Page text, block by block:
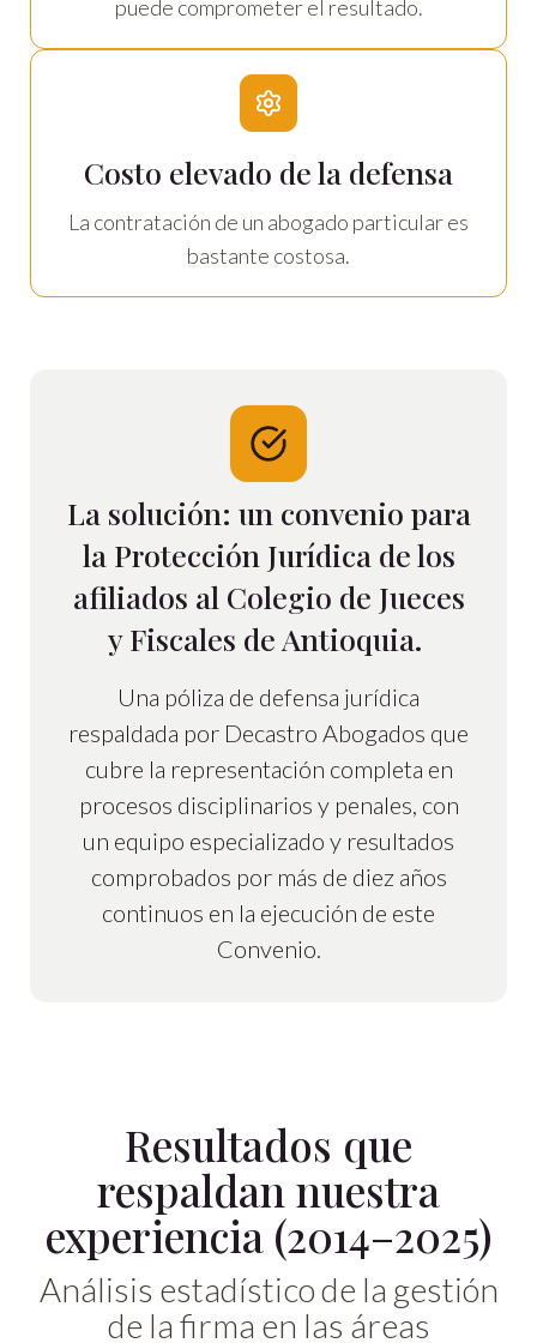
puede comprometer el resultado.
Costo elevado de la defensa
La contratación de un abogado particular es
bastante costosa.
La solución: un convenio para
la Protección Jurídica de los
afiliados al Colegio de Jueces
y Fiscales de Antioquia.
Una póliza de defensa jurídica
respaldada por Decastro Abogados que
cubre la representación completa en
procesos disciplinarios y penales, con
un equipo especializado y resultados
comprobados por más de diez años
continuos en la ejecución de este
Convenio.
Resultados que
respaldan nuestra
experiencia (2014–2025)
Análisis estadístico de la gestión
de la firma en las áreas